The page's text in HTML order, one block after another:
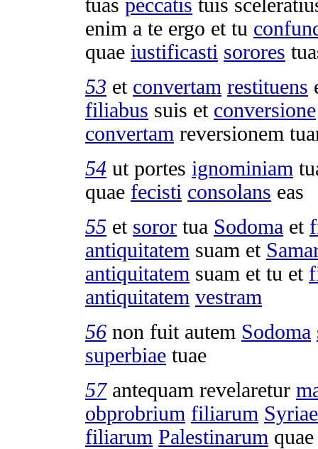
tuas peccatis tuis
enim a te ergo et tu
quae iustificasti sorores
53 et convertam restituens
filiabus suis et conversione
convertam reversionem
54 ut portes ignominiam
quae fecisti consolans eas
55 et soror tua Sodoma et
antiquitatem suam et
antiquitatem suam et tu et
antiquitatem vestram
56 non fuit autem Sodoma
superbiae tuae
57antequam revelaretur
obprobrium filiarum Syriae
filiarum Palestinarum